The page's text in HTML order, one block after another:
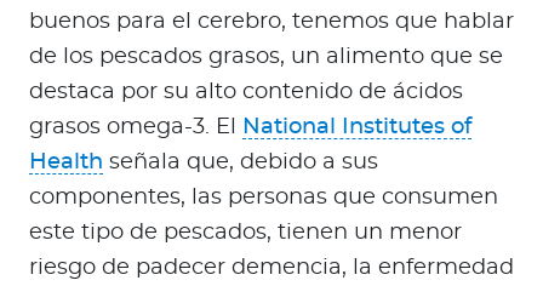
buenos para el cerebro, tenemos que hablar
de los pescados grasos, un alimento que se
destaca por su alto contenido de ácidos
grasos omega-3. El
National Institutes of
Health señala que, debido a sus
componentes, las personas que consumen
este tipo de pescados, tienen un menor
riesgo de padecer demencia, la enfermedad